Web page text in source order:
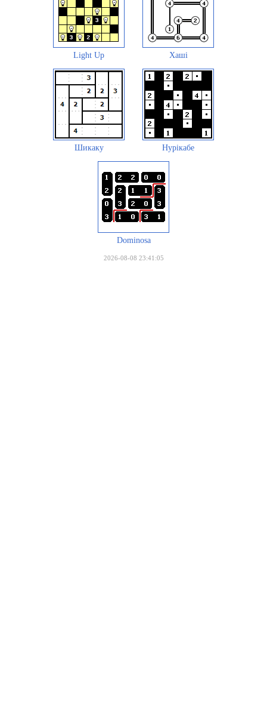
Light Up Хаші
Шикаку Нурікабе
Dominosa
2026-08-08 23:41:05